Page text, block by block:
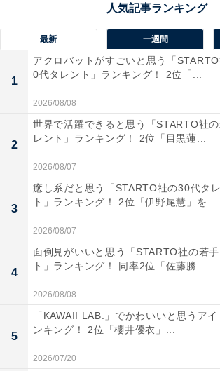
1位：星野源×新垣結衣／87票
最新 一週間
1
アクロバットがすごいと思う「
0代タレント」ランキング！ 2位「...
2026/08/08
2
世界で活躍できると思う「STARTO社の
レント」ランキング！ 2位「目黒蓮...
2026/08/07
3
癒し系だと思う「STARTO社の30代タ
ト」ランキング！ 2位「伊野尾慧」を...
2026/08/07
4
面倒見がいいと思う「STARTO社の若
ト」ランキング！ 同率2位「佐藤勝...
2026/08/08
5
「KAWAII LAB.」でかわいいと思うアイ
ンキング！ 2位「櫻井優衣」...
2026/07/20